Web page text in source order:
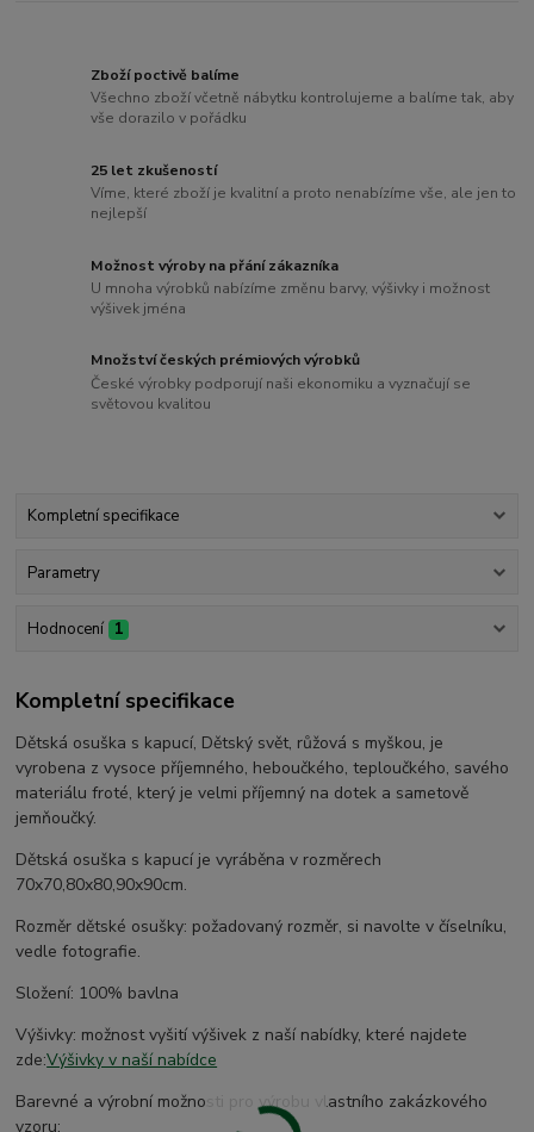
Zboží poctivě balíme
Všechno zboží včetně nábytku kontrolujeme a balíme tak, aby
vše dorazilo v pořádku
25 let zkušeností
Víme, které zboží je kvalitní a proto nenabízíme vše, ale jen to
nejlepší
Možnost výroby na přání zákazníka
U mnoha výrobků nabízíme změnu barvy, výšivky i možnost
výšivek jména
Množství českých prémiových výrobků
České výrobky podporují naši ekonomiku a vyznačují se
světovou kvalitou
Kompletní specifikace
Parametry
Hodnocení 1
Kompletní specifikace
Dětská osuška s kapucí, Dětský svět, růžová s myškou, je
vyrobena z vysoce příjemného, heboučkého, teploučkého, savého
materiálu froté, který je velmi příjemný na dotek a sametově
jemňoučký.
Dětská osuška s kapucí je vyráběna v rozměrech
70x70,80x80,90x90cm.
Rozměr dětské osušky: požadovaný rozměr, si navolte v číselníku,
vedle fotografie.
Složení: 100% bavlna
Výšivky: možnost vyšití výšivek z naší nabídky, které najdete
zde:Výšivky v naší nabídce
Barevné a výrobní možnosti pro výrobu vlastního zakázkového
vzoru: